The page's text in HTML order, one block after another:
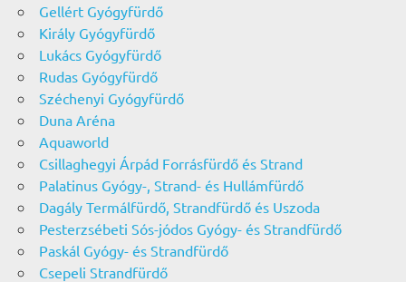
Gellért Gyógyfürdő
Király Gyógyfürdő
Lukács Gyógyfürdő
Rudas Gyógyfürdő
Széchenyi Gyógyfürdő
Duna Aréna
Aquaworld
Csillaghegyi Árpád Forrásfürdő és Strand
Palatinus Gyógy-, Strand- és Hullámfürdő
Dagály Termálfürdő, Strandfürdő és Uszoda
Pesterzsébeti Sós-jódos Gyógy- és Strandfürdő
Paskál Gyógy- és Strandfürdő
Csepeli Strandfürdő